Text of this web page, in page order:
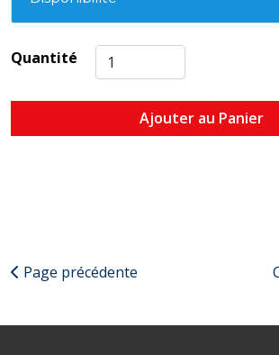
Quantité
Ajouter au Panier
Page précédente